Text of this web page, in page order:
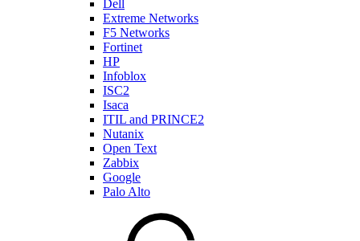
Dell
Extreme Networks
F5 Networks
Fortinet
HP
Infoblox
ISC2
Isaca
ITIL and PRINCE2
Nutanix
Open Text
Zabbix
Google
Palo Alto